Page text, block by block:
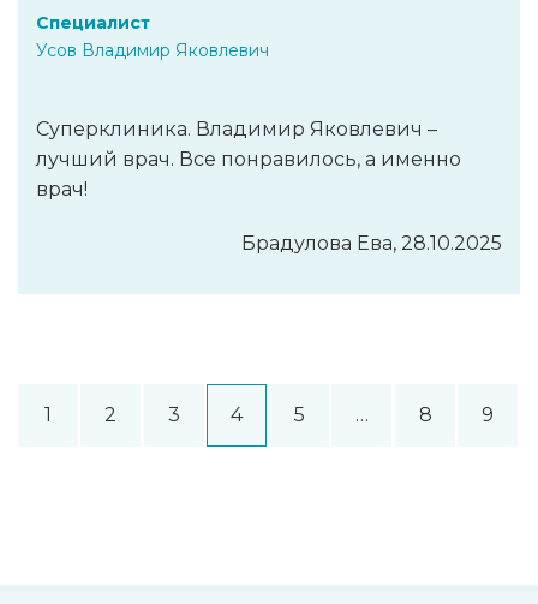
Специалист
Усов Владимир Яковлевич
Суперклиника. Владимир Яковлевич –
лучший врач. Все понравилось, а именно
врач!
Брадулова Ева, 28.10.2025
1 2 3 4 5 … 8 9